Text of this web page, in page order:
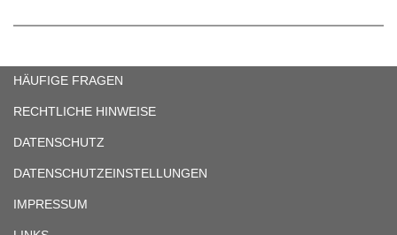
HÄUFIGE FRAGEN
RECHTLICHE HINWEISE
DATENSCHUTZ
DATENSCHUTZEINSTELLUNGEN
IMPRESSUM